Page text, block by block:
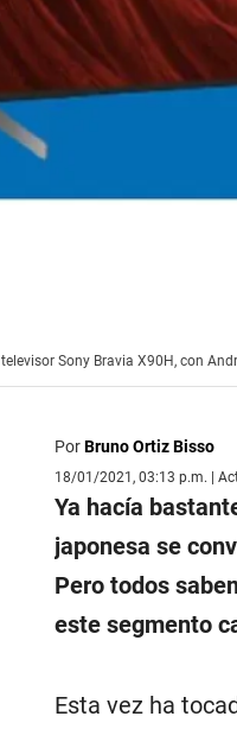
Sony Bravia X90H, con
PorBruno Ortiz Bisso
18/01/2021, 03:13 p.m. |
Ya hacía
japonesa se
Pero todos
este segmento
Esta vez ha